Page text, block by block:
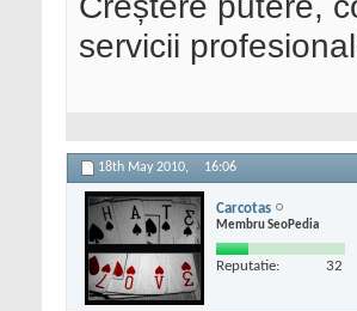
servicii
18th May 2010, 16:06
Carcotas
Membru SeoPedia
Reputatie: 32